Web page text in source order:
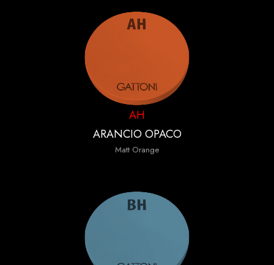
AH
ARANCIO OPACO
Matt Orange